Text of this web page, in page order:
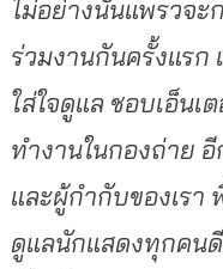
ไม่อย่างนั้นแพรวจะ
ร่วมงานกันครั้งแรก
ใส่ใจดูแล ชอบเอ็นเ
ทำงานในกองถ่าย
และผู้กำกับของเรา
ดูแลนักแสดงทุกคนดี